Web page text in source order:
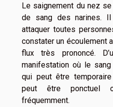
Le saignement du nez
de sang des narines.
attaquer toutes
constater un écoulement
flux très prononcé.
manifestation où le
qui peut être
peut être ponctuel
fréquemment.